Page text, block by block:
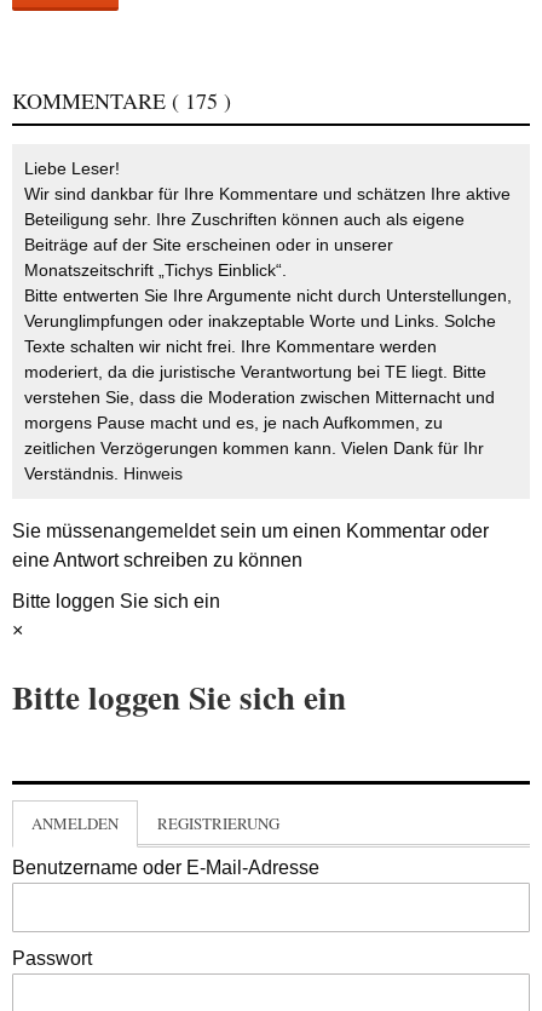
KOMMENTARE ( 175 )
Liebe Leser!
Wir sind dankbar für Ihre Kommentare und schätzen Ihre aktive
Beteiligung sehr. Ihre Zuschriften können auch als eigene
Beiträge auf der Site erscheinen oder in unserer
Monatszeitschrift „Tichys Einblick“.
Bitte entwerten Sie Ihre Argumente nicht durch Unterstellungen,
Verunglimpfungen oder inakzeptable Worte und Links. Solche
Texte schalten wir nicht frei. Ihre Kommentare werden
moderiert, da die juristische Verantwortung bei TE liegt. Bitte
verstehen Sie, dass die Moderation zwischen Mitternacht und
morgens Pause macht und es, je nach Aufkommen, zu
zeitlichen Verzögerungen kommen kann. Vielen Dank für Ihr
Verständnis. Hinweis
Sie müssenangemeldetsein um einen Kommentar oder
eine Antwort schreiben zu können
Bitte loggen Sie sich ein
×
Bitte loggen Sie sich ein
ANMELDEN REGISTRIERUNG
Benutzername oder E-Mail-Adresse
Passwort